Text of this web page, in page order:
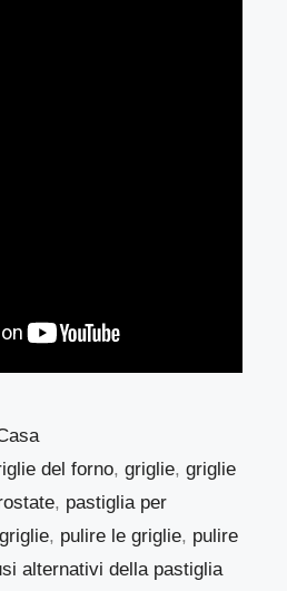
del forno,griglie,griglie
, pastiglia per
, pulire le griglie, pulire
alternativi della pastiglia